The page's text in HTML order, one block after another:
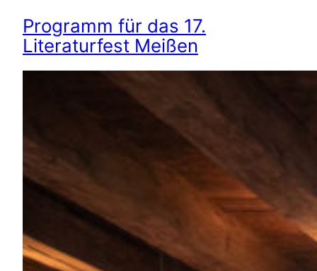
Programm für das 17.
Literaturfest Meißen